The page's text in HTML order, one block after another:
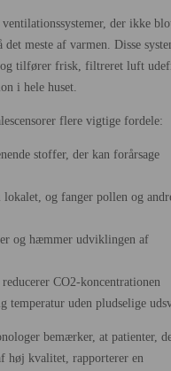
der ikke
meste af varmen. Disse
tilfører frisk, filtreret luft
i hele huset.
flere vigtige fordele:
stoffer, der kan forårsage
og fanger pollen og
og hæmmer udviklingen af
CO2-koncentrationen
temperatur uden pludselige
bemærker, at patienter,
høj kvalitet, rapporterer en